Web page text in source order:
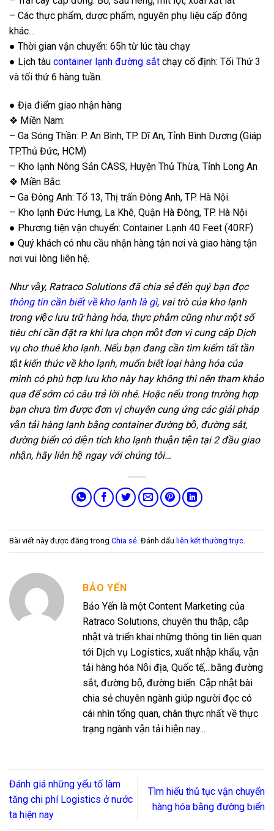
– Các thực phẩm, dược phẩm, nguyên phụ liệu cấp đông
khác…
● Thời gian vận chuyển: 65h từ lúc tàu chạy
● Lịch tàu container lạnh đường sắt chạy cố định: Tối Thứ 3
và tối thứ 6 hàng tuần.
● Địa điểm giao nhận hàng
❖ Miền Nam:
– Ga Sóng Thần: P. An Bình, TP. Dĩ An, Tỉnh Bình Dương (Giáp
TP.Thủ Đức, HCM)
– Kho lạnh Nông Sản CASS, Huyện Thủ Thừa, Tỉnh Long An
❖ Miền Bắc:
– Ga Đông Anh: Tổ 13, Thị trấn Đông Anh, TP. Hà Nội.
– Kho lạnh Đức Hưng, La Khê, Quận Hà Đông, TP. Hà Nội
● Phương tiện vận chuyển: Container Lạnh 40 Feet (40RF)
● Quý khách có nhu cầu nhận hàng tận nơi và giao hàng tận
nơi vui lòng liên hệ.
Như vậy, Ratraco Solutions đã chia sẻ đến quý bạn đọc
thông tin cần biết về kho lạnh là gì, vai trò của kho lạnh
trong việc lưu trữ hàng hóa, thực phẩm cũng như một số
tiêu chí cần đặt ra khi lựa chọn một đơn vị cung cấp Dịch
vụ cho thuê kho lạnh. Nếu bạn đang cần tìm kiếm tất tần
tật kiến thức về kho lạnh, muốn biết loại hàng hóa của
mình có phù hợp lưu kho này hay không thì nên tham khảo
qua để sớm có câu trả lời nhé. Hoặc nếu trong trường hợp
bạn chưa tìm được đơn vị chuyên cung ứng các giải pháp
vận tải hàng lạnh bằng container đường bộ, đường sắt,
đường biển có diện tích kho lạnh thuận tiện tại 2 đầu giao
nhận, hãy liên hệ ngay với chúng tôi…
Bài viết này được đăng trong Chia sẻ. Đánh dấu liên kết thường trực.
BẢO YẾN
Bảo Yến là một Content Marketing của
Ratraco Solutions, chuyên thu thập, cập
nhật và triển khai những thông tin liên quan
tới Dịch vụ Logistics, xuất nhập khẩu, vận
tải hàng hóa Nội địa, Quốc tế,...bằng đường
sắt, đường bộ, đường biển. Cập nhật bài
chia sẻ chuyên ngành giúp người đọc có
cái nhìn tổng quan, chân thực nhất về thực
trạng ngành vận tải hiện nay...
Đánh giá những yếu tố làm
tăng chi phí Logistics ở nước
ta hiện nay
Tìm hiểu thủ tục vận chuyển
hàng hóa bằng đường biển